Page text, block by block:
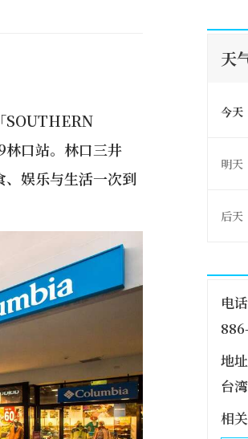
SOUTHERN
口站。林口三井
娱乐与生活一次到
天
今天
明天
后天
电
地
台
相